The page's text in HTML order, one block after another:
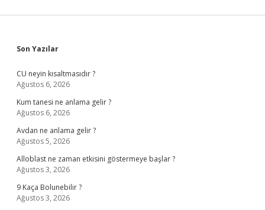
Sidebar
Son Yazılar
CU neyin kısaltmasıdır ?
Ağustos 6, 2026
Kum tanesi ne anlama gelir ?
Ağustos 6, 2026
Avdan ne anlama gelir ?
Ağustos 5, 2026
Alloblast ne zaman etkisini göstermeye başlar ?
Ağustos 3, 2026
9 Kaça Bolunebilir ?
Ağustos 3, 2026